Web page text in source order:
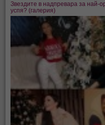
Звездите в надпревара за най-
успя? (галерия)